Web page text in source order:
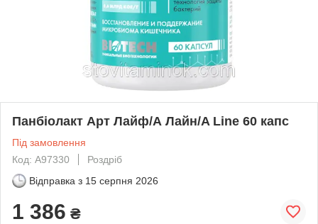
Панбіолакт Арт Лайф/А Лайн/A Line 60 капс
Під замовлення
Код: А97330
Роздріб
Відправка з 15 серпня 2026
1 386 ₴